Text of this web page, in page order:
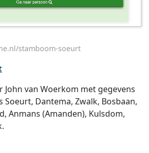
stamboom-soeurt
John van Woerkom met gegevens
Soeurt, Dantema, Zwalk, Bosbaan,
Anmans (Amanden), Kulsdom,